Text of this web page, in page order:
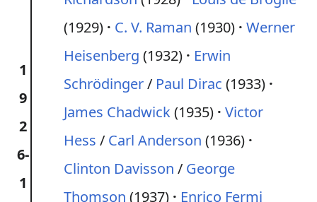
1
9
2
6-
1
(1929)
C. V. Raman (1930) Werner
Heisenberg (1932)
Erwin
Schrödinger/ Paul Dirac (1933)
James Chadwick(1935) Victor
Hess / Carl Anderson (1936)
Clinton Davisson / George
Thomson (1937)
Enrico Fermi